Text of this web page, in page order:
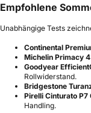
Empfohlene
Unabhängige Tests
Continental
Michelin Primacy
Goodyear
Rollwiderstand.
Bridgestone
Pirelli Cinturato P7
Handling.